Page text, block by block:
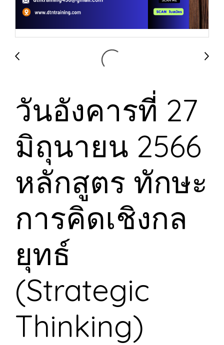
วันอังคารที่ 27
มิถุนายน 2566
หลักสูตร ทักษะ
การคิดเชิงกล
ยุทธ์
(Strategic
Thinking)